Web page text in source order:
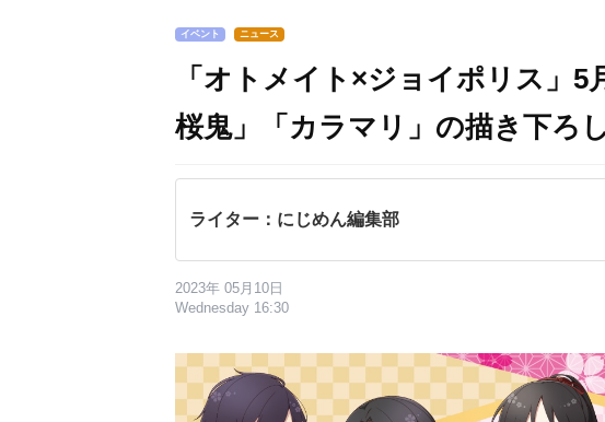
イベント ニュース
「オトメイト×ジョイポリス」
桜鬼」「カラマリ」の描き下ろ
ライター：にじめん編集部
2023年 05月10日
Wednesday 16:30